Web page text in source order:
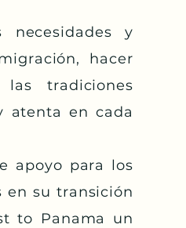
y
hacer
tradiciones
atenta en cada
apoyo para los
en su transición
to Panama un